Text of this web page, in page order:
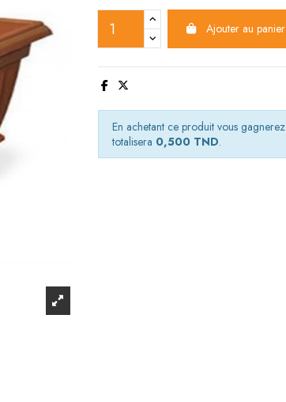
Ajouter au panier
En achetant ce produit vous gagnerez
totalisera 0,500 TND.